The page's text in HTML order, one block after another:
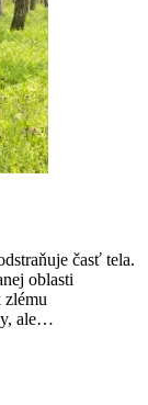
časť tela.
oblasti
zlému
ale…